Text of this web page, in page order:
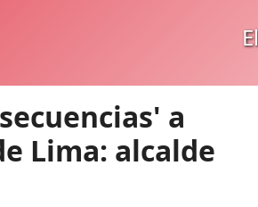
a
Lima: alcalde